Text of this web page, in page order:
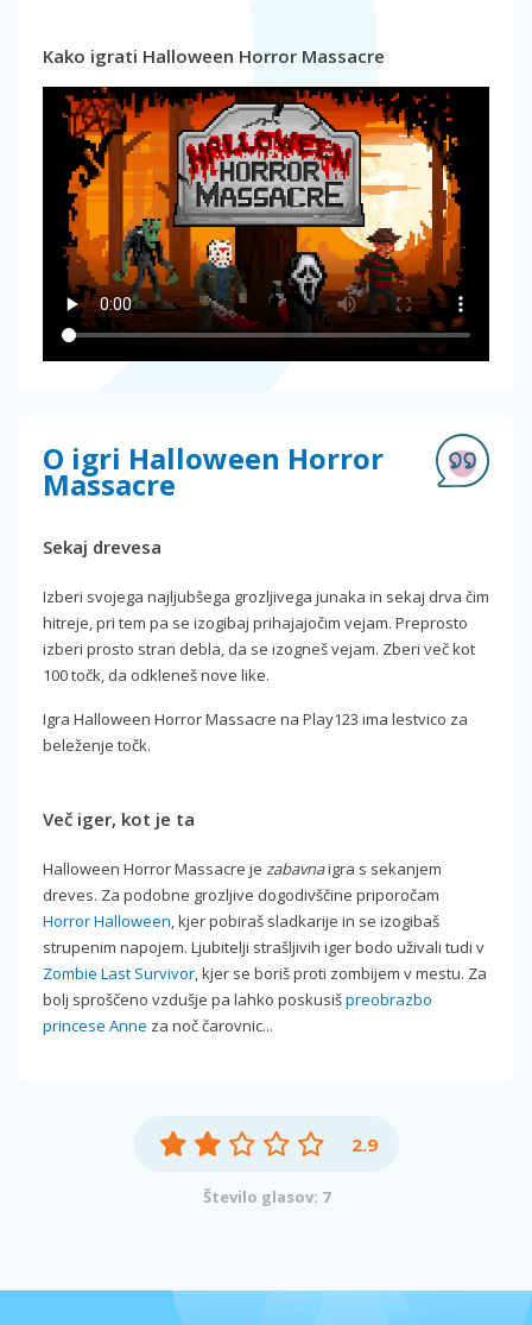
Kako igrati Halloween Horror Massacre
O igri Halloween Horror
Massacre
Sekaj drevesa
Izberi svojega najljubšega grozljivega junaka in sekaj drva čim
hitreje, pri tem pa se izogibaj prihajajočim vejam. Preprosto
izberi prosto stran debla, da se izogneš vejam. Zberi več kot
100 točk, da odkleneš nove like.
Igra Halloween Horror Massacre na Play123 ima lestvico za
beleženje točk.
Več iger, kot je ta
Halloween Horror Massacre je zabavnaigra s sekanjem
dreves. Za podobne grozljive dogodivščine priporočam
Horror Halloween, kjer pobiraš sladkarije in se izogibaš
strupenim napojem. Ljubitelji strašljivih iger bodo uživali tudi v
Zombie Last Survivor, kjer se boriš proti zombijem v mestu. Za
bolj sproščeno vzdušje pa lahko poskusišpreobrazbo
princese Anne za noč čarovnic...
2.9
Število glasov: 7